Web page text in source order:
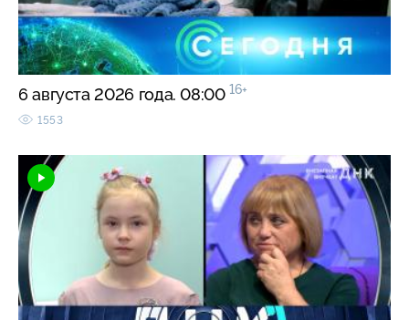
6 августа 2026 года. 08:00 16+
1553